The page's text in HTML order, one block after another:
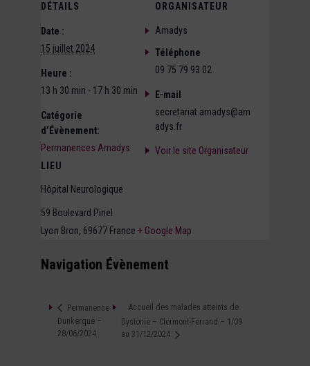
DÉTAILS
Date :
15 juillet 2024
Heure :
13 h 30 min - 17 h 30 min
Catégorie
d’Évènement:
Permanences Amadys
LIEU
Hôpital Neurologique
59 Boulevard Pinel
Lyon Bron, 69677 France + Google Map
ORGANISATEUR
Amadys
Téléphone
09 75 79 93 02
E-mail
secretariat.amadys@am
adys.fr
Voir le site Organisateur
Navigation Évènement
Permanence
Dunkerque –
28/06/2024
Accueil des malades atteints de
Dystonie – Clermont-Ferrand – 1/09
au 31/12/2024